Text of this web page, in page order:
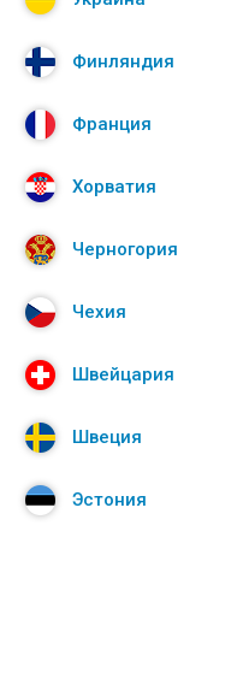
Финляндия
Франция
Хорватия
Черногория
Чехия
Швейцария
Швеция
Эстония